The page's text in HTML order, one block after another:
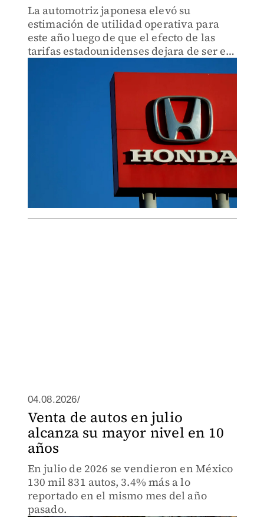
La automotriz japonesa elevó su
estimación de utilidad operativa para
este año luego de que el efecto de las
tarifas estadounidenses dejara de ser el
04.08.2026/
Venta de autos en julio
alcanza su mayor nivel en 10
años
En julio de 2026 se vendieron en México
130 mil 831 autos, 3.4% más a lo
reportado en el mismo mes del año
pasado.